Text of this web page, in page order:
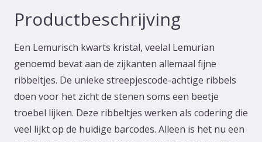
Productbeschrijving
Een Lemurisch kwarts kristal, veelal Lemurian
genoemd bevat aan de zijkanten allemaal fijne
ribbeltjes. De unieke streepjescode-achtige ribbels
doen voor het zicht de stenen soms een beetje
troebel lijken. Deze ribbeltjes werken als codering die
veel lijkt op de huidige barcodes. Alleen is het nu een